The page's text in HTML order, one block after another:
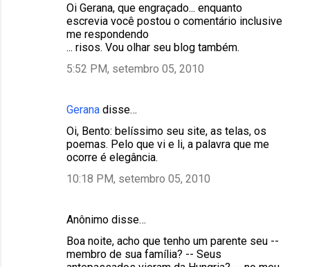
Oi Gerana, que engraçado... enquanto
escrevia você postou o comentário inclusive
me respondendo
... risos. Vou olhar seu blog também.
5:52 PM, setembro 05, 2010
Gerana disse…
Oi, Bento: belíssimo seu site, as telas, os
poemas. Pelo que vi e li, a palavra que me
ocorre é elegância.
10:18 PM, setembro 05, 2010
Anônimo disse…
Boa noite, acho que tenho um parente seu --
membro de sua família? -- Seus